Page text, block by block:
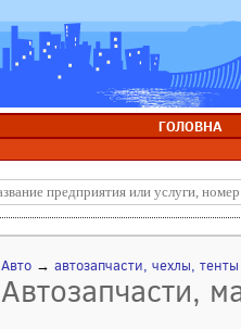
ГОЛОВНА
Авто → автозапчасти, чехлы, тенты
Автозапчасти,